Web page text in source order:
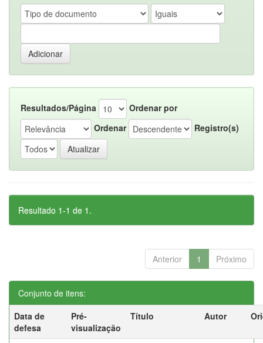
Resultados/Página
Ordenar por
Ordenar
Registro(s)
Resultado 1-1 de 1.
Anterior 1 Próximo
Conjunto de itens:
Data de
defesa
Pré-
visualização
Título Autor